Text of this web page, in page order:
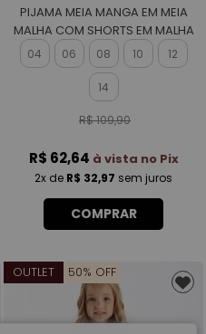
PIJAMA MEIA MANGA EM MEIA
MALHA COM SHORTS EM MALHA
ROTATIVA FEMININO
04 06 08 10 12
14
R$ 109,90
R$ 62,64 à vista no Pix
2x de R$ 32,97 sem juros
COMPRAR
OUTLET 50% OFF